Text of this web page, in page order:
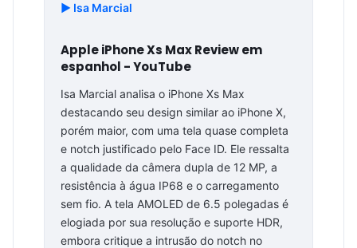
▶️ Isa Marcial
Apple iPhone Xs Max Review em
espanhol - YouTube
Isa Marcial analisa o iPhone Xs Max
destacando seu design similar ao iPhone X,
porém maior, com uma tela quase completa
e notch justificado pelo Face ID. Ele ressalta
a qualidade da câmera dupla de 12 MP, a
resistência à água IP68 e o carregamento
sem fio. A tela AMOLED de 6.5 polegadas é
elogiada por sua resolução e suporte HDR,
embora critique a intrusão do notch no